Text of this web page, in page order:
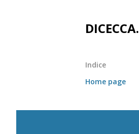
Indice
Home page